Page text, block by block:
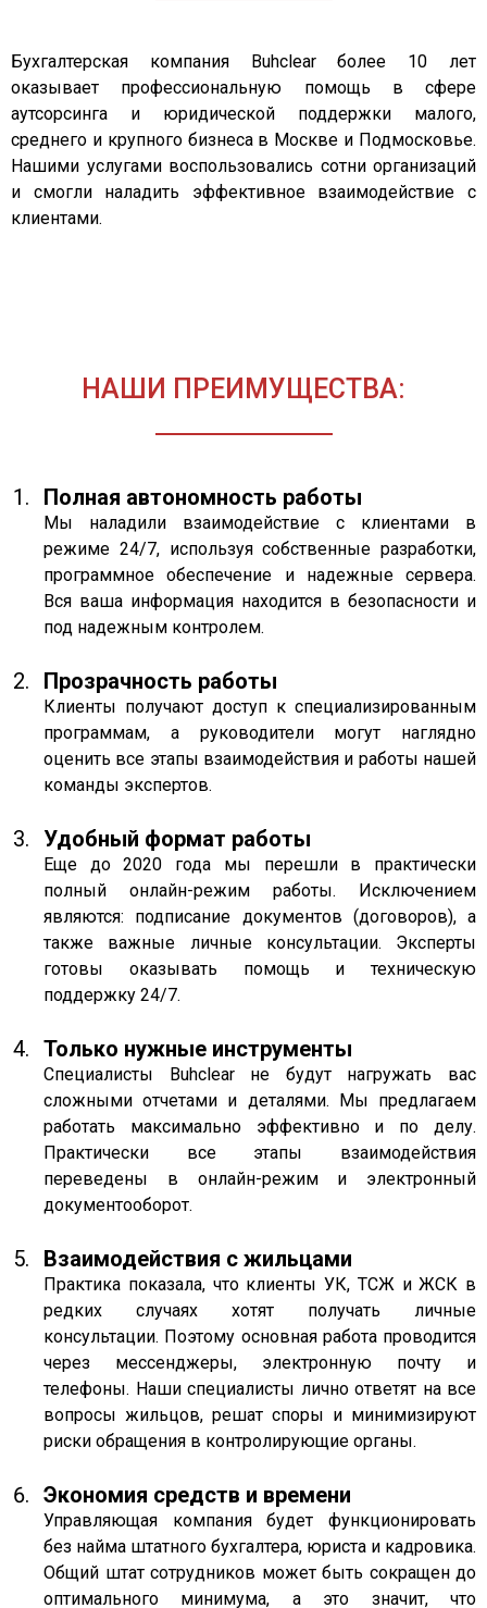
Бухгалтерская компания Buhclear более 10 лет
оказывает профессиональную помощь в сфере
аутсорсинга и юридической поддержки малого,
среднего и крупного бизнеса в Москве и Подмосковье.
Нашими услугами воспользовались сотни организаций
и смогли наладить эффективное взаимодействие с
клиентами.
НАШИ ПРЕИМУЩЕСТВА:
Полная автономность работы
Мы наладили взаимодействие с клиентами в
режиме 24/7, используя собственные разработки,
программное обеспечение и надежные сервера.
Вся ваша информация находится в безопасности и
под надежным контролем.
Прозрачность работы
Клиенты получают доступ к специализированным
программам, а руководители могут наглядно
оценить все этапы взаимодействия и работы нашей
команды экспертов.
Удобный формат работы
Еще до 2020 года мы перешли в практически
полный онлайн-режим работы. Исключением
являются: подписание документов (договоров), а
также важные личные консультации. Эксперты
готовы оказывать помощь и техническую
поддержку 24/7.
Только нужные инструменты
Специалисты Buhclear не будут нагружать вас
сложными отчетами и деталями. Мы предлагаем
работать максимально эффективно и по делу.
Практически все этапы взаимодействия
переведены в онлайн-режим и электронный
документооборот.
Взаимодействия с жильцами
Практика показала, что клиенты УК, ТСЖ и ЖСК в
редких случаях хотят получать личные
консультации. Поэтому основная работа проводится
через мессенджеры, электронную почту и
телефоны. Наши специалисты лично ответят на все
вопросы жильцов, решат споры и минимизируют
риски обращения в контролирующие органы.
Экономия средств и времени
Управляющая компания будет функционировать
без найма штатного бухгалтера, юриста и кадровика.
Общий штат сотрудников может быть сокращен до
оптимального минимума, а это значит, что